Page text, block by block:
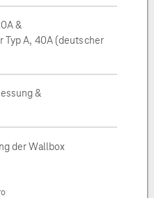
&
A, 40A (deutscher
&
der Wallbox